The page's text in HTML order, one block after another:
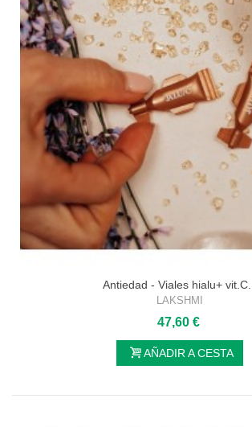
Antiedad - Viales hialu+ vit.C...
LAKSHMI
47,60 €
AÑADIR A CESTA